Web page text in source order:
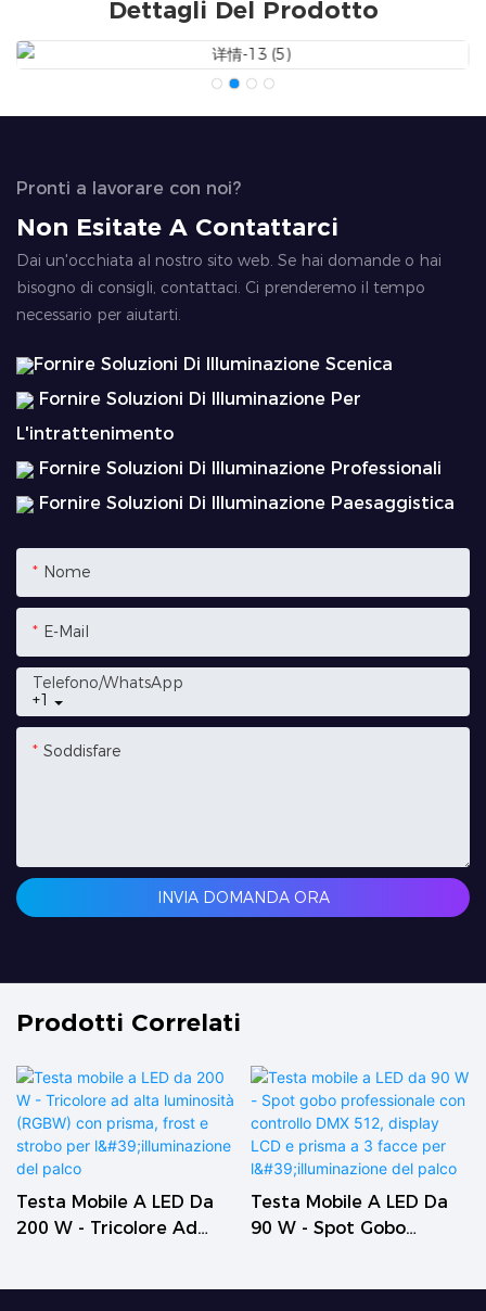
Dettagli Del Prodotto
Pronti a lavorare con noi?
Non Esitate A Contattarci
Dai un'occhiata al nostro sito web. Se hai domande o hai
bisogno di consigli, contattaci. Ci prenderemo il tempo
necessario per aiutarti.
Fornire Soluzioni Di Illuminazione Scenica
Fornire Soluzioni Di Illuminazione Per
L'intrattenimento
Fornire Soluzioni Di Illuminazione Professionali
Fornire Soluzioni Di Illuminazione Paesaggistica
Nome
E-Mail
+1
Telefono/WhatsApp
Soddisfare
INVIA DOMANDA ORA
Prodotti Correlati
Testa Mobile A LED Da
200 W - Tricolore Ad
Testa Mobile A LED Da
90 W - Spot Gobo